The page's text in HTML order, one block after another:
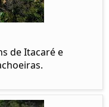
de Itacaré e